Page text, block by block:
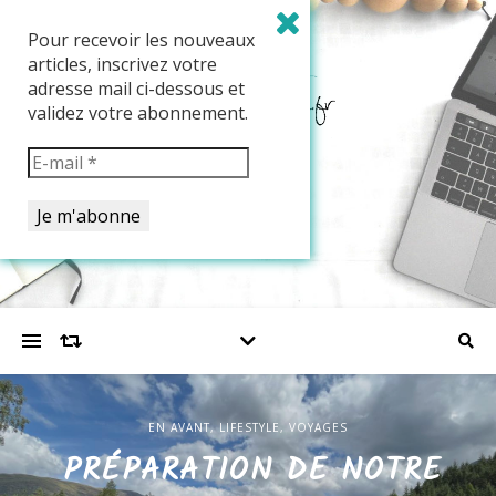
EN AVANT,LIFESTYLE, VOYAGES
PRÉPARATION DE NOTRE
EN AVANT,LIFESTYLE, VOYAGES
DÉPART POUR LES
EN AVANT,LIFESTYLE VOYAGES
Pour recevoir les nouveaux
articles, inscrivez votre
adresse mail ci-dessous et
validez votre abonnement.